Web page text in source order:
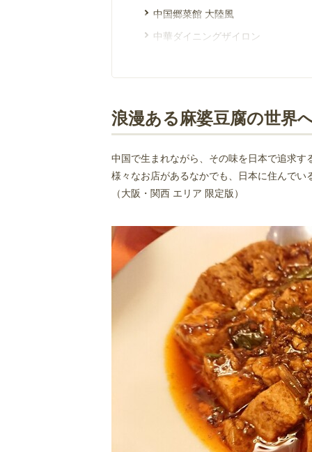
中国郷菜館 大陸風
中華ダイニングザイロン
金国
四川麻婆専門店 ホントのしあわせ
双龍居 池田町本店
南京町 花梨麻婆飯店
味らい
ライオン飯店
十八番 本店
あんかけ焼そば 陳麻婆豆腐
大阪王 京橋総本店
本格中国料理 華中苑
浪漫ある麻婆豆腐の世界
中国で生まれながら、その味を日本で追求
様々なお店があるなかでも、日本に住んで
（大阪・関西 エリア 限定版）